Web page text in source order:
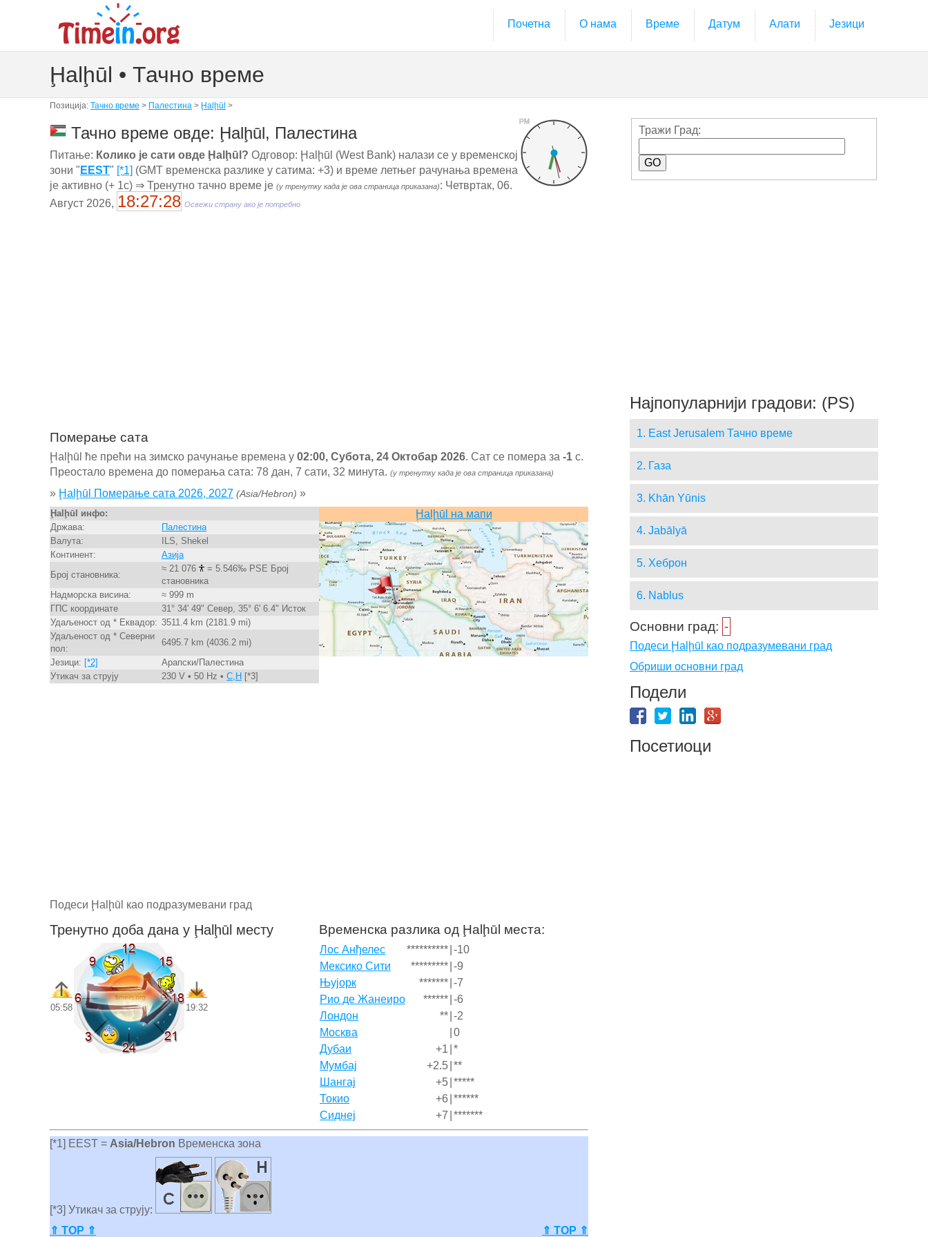
Почетна О нама Време Датум Алати Језици
Ḩalḩūl • Тачно време
Позиција: Тачно време > Палестина > Ḩalḩūl >
PM
Тачно време овде: Ḩalḩūl, Палестина
Питање: Колико је сати овде Ḩalḩūl? Одговор: Ḩalḩūl (West Bank) налази се у временској
зони " EEST" [*1] (GMT временска разлике у сатима: +3) и време летњег рачунања времена
је активно (+ 1с) ⇒ Тренутно тачно време је (у тренутку када је ова страница приказана): Четвртак, 06.
Август 2026, 18:27:29 Освежи страну ако је потребно
Померање сата
Ḩalḩūl ће прећи на зимско рачунање времена у 02:00, Субота, 24 Октобар 2026. Сат се помера за -1 с.
Преостало времена до померања сата: 78 дан, 7 сати, 32 минута. (у тренутку када је ова страница приказана)
» Ḩalḩūl Померање сата 2026, 2027 (Asia/Hebron) »
Ḩalḩūl инфо:
Држава:
Палестина
Валута:
ILS, Shekel
Континент:
Азија
Број становника:
≈ 21 076
= 5.546‰ PSE Број
становника
Надморска висина:
≈ 999 m
ГПС координате
31° 34' 49" Север, 35° 6' 6.4" Исток
Удаљеност од * Еквадор: 3511.4 km (2181.9 mi)
Удаљеност од * Северни
пол:
6495.7 km (4036.2 mi)
Језици: [*2]
Арапски/Палестина
Утикач за струју
230 V • 50 Hz • C,H [*3]
Ḩalḩūl на мапи
Подеси Ḩalḩūl као подразумевани град
Тренутно доба дана у Ḩalḩūl месту
05:58 19:32
Временска разлика од Ḩalḩūl места:
Лос Анђелес ********** -10
Мексико Сити
********* -9
Њујорк
******* -7
Рио де Жанеиро
****** -6
Лондон
** -2
Москва
0
Дубаи
+1 *
Мумбај
+2.5 **
Шангај
+5 *****
Токио
+6 ******
Сиднеј
+7 *******
[*1] EEST = Asia/Hebron Временска зона
[*3] Утикач за струју:
⇑ TOP ⇑
⇑ TOP ⇑
Тражи Град:
Најпопуларнији градови: (PS)
1. East Jerusalem Тачно време
2. Газа
3. Khān Yūnis
4. Jabālyā
5. Хеброн
6. Nablus
Основни град: -
Подеси Ḩalḩūl као подразумевани град
Обриши основни град
Подели
Посетиоци